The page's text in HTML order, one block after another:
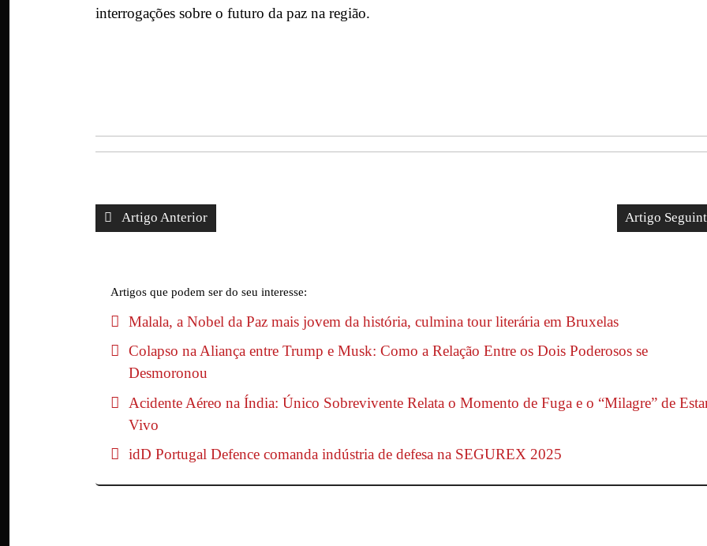
interrogações sobre o futuro da paz na região.
Artigo Anterior Artigo
Artigos que podem ser do seu interesse:
Malala, a Nobel da Paz mais jovem da história, culmina tour literária em Bruxelas
Colapso na Aliança entre Trump e Musk: Como a Relação Entre os Dois Poderosos se
Desmoronou
Acidente Aéreo na Índia: Único Sobrevivente Relata o Momento de Fuga e o “Milagre” de
Vivo
idD Portugal Defence comanda indústria de defesa na SEGUREX 2025